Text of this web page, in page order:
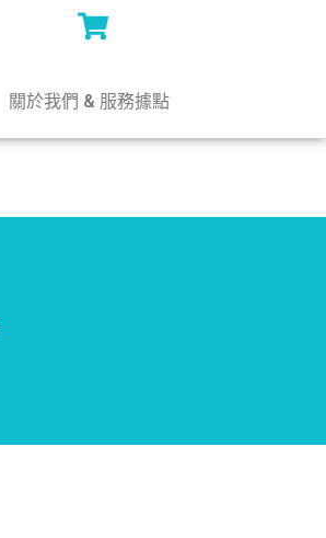
關於我們 & 服務據點